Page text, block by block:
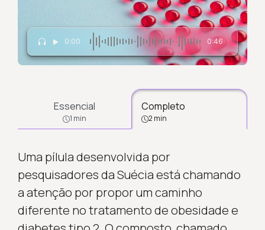
0:00 0:46
Essencial
1 min
Completo
2 min
Uma pílula desenvolvida por
pesquisadores da Suécia está chamando
a atenção por propor um caminho
diferente no tratamento de obesidade e